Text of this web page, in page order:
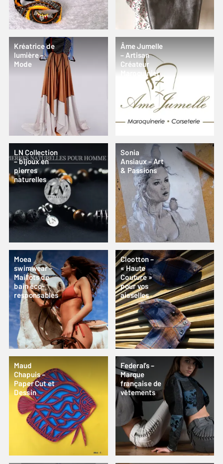
Kréatrice de
lumière –
Mode
Âme Jumelle
– Artisan
Créateur
Maroquinier
LN Collection
– bijoux en
pierres
naturelles
Sonia
Ansiaux – Art
& Passions
Moea
swimwear –
Maillots de
bain éco-
responsables
Clootton –
« Haute
Couture »
pour vos
aisselles
Maud
Chapuis –
Paper Cut et
Dessin
Federal’s –
Marque
française de
vêtements